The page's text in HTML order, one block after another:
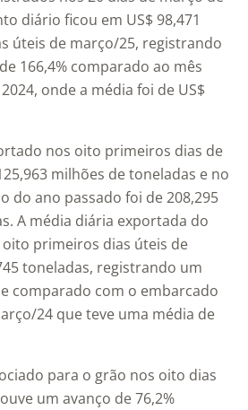
diário ficou em US$ 98,471
úteis de março/25, registrando
166,4% comparado ao mês
onde a média foi de US$
nos oito primeiros dias de
milhões de toneladas e no
do ano passado foi de 208,295
A média diária exportada do
primeiros dias úteis de
toneladas, registrando um
comparado com o embarcado
24 que teve uma média de
para o grão nos oito dias
um avanço de 76,2%